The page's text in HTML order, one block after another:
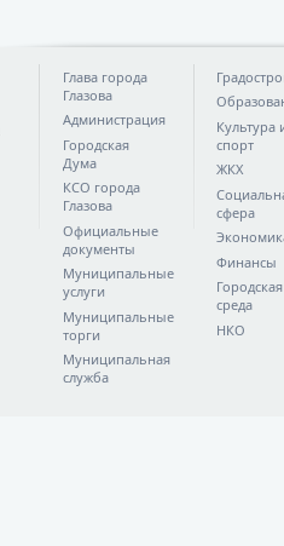
Глава города
Глазова
Администрация
Городская
Дума
КСО города
Глазова
Официальные
документы
Муниципальные
услуги
Муниципальные
торги
Муниципальная
служба
Культура
спорт
ЖКХ
сфера
Финансы
Городская
среда
НКО